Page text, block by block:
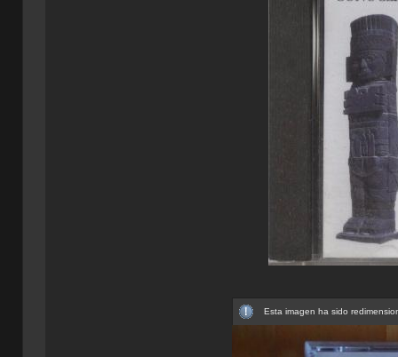
Esta imagen ha sido